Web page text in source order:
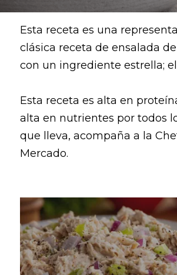
Esta receta es una
clásica receta de ensalada
con un ingrediente estrella;
Esta receta es alta en
alta en nutrientes por todos
que lleva, acompaña a la
Mercado.